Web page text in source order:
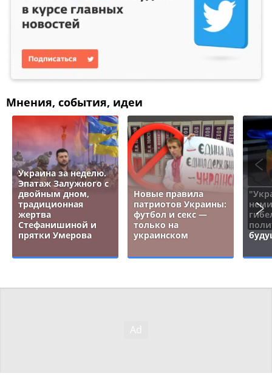
Мнения, события, идеи
Украина за неделю.
Эпатаж Залужного с
двойным дном,
традиционная
жертва
Стефанишиной и
прятки Умерова
Новые правила
патриотов Украины:
футбол и секс —
только на
украинском